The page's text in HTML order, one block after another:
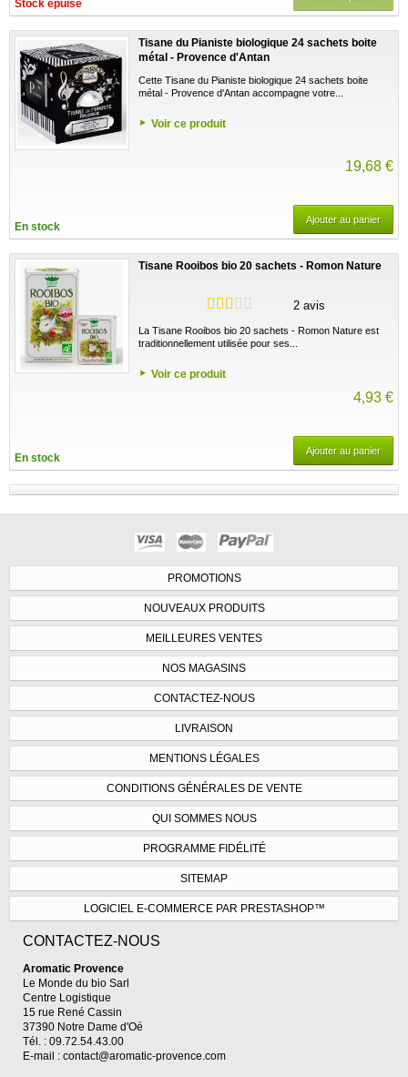
Stock épuisé
Tisane du Pianiste biologique 24 sachets boite
métal - Provence d'Antan
Cette Tisane du Pianiste biologique 24 sachets boite
métal - Provence d'Antan accompagne votre...
Voir ce produit
19,68 €
En stock
Ajouter au panier
Tisane Rooibos bio 20 sachets - Romon Nature
2 avis
La Tisane Rooibos bio 20 sachets - Romon Nature est
traditionnellement utilisée pour ses...
Voir ce produit
4,93 €
En stock
Ajouter au panier
PROMOTIONS
NOUVEAUX PRODUITS
MEILLEURES VENTES
NOS MAGASINS
CONTACTEZ-NOUS
LIVRAISON
MENTIONS LÉGALES
CONDITIONS GÉNÉRALES DE VENTE
QUI SOMMES NOUS
PROGRAMME FIDÉLITÉ
SITEMAP
LOGICIEL E-COMMERCE PAR PRESTASHOP™
CONTACTEZ-NOUS
Aromatic Provence
Le Monde du bio Sarl
Centre Logistique
15 rue René Cassin
37390 Notre Dame d'Oé
Tél. : 09.72.54.43.00
E-mail : contact@aromatic-provence.com